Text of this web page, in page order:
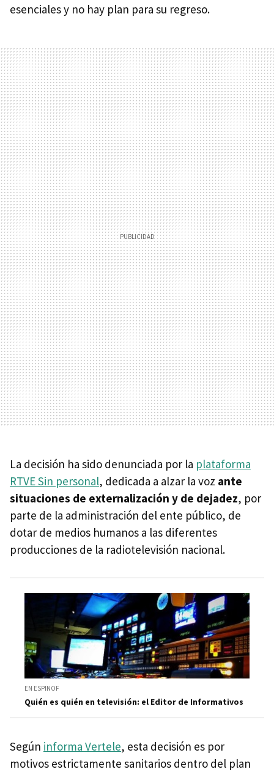
esenciales y no hay plan para su regreso.
La decisión ha sido denunciada por la plataforma
RTVE Sin personal, dedicada a alzar la voz ante
situaciones de externalización y de dejadez, por
parte de la administración del ente público, de
dotar de medios humanos a las diferentes
producciones de la radiotelevisión nacional.
EN ESPINOF
Quién es quién en televisión: el Editor de Informativos
Según informa Vertele, esta decisión es por
motivos estrictamente sanitarios dentro del plan